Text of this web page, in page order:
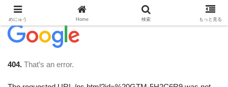
めにゅう Home 検索 もっと見る